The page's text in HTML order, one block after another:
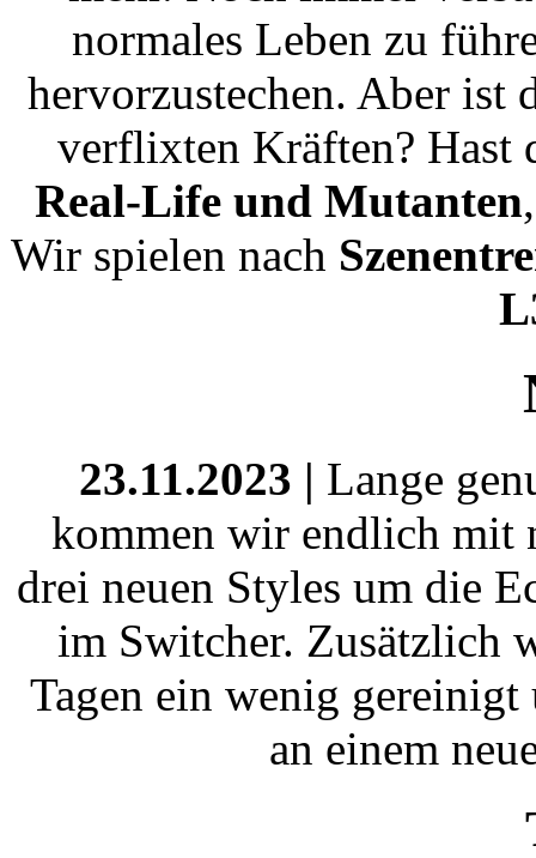
normales Leben zu
hervorzustechen. Aber
verflixten Kräften? Hast
Real-Life und Mutanten
Wir spielen nach
23.11.2023 | Lange
kommen wir endlich mit
drei neuen Styles um die
im Switcher. Zusätzlich
Tagen ein wenig
an einem